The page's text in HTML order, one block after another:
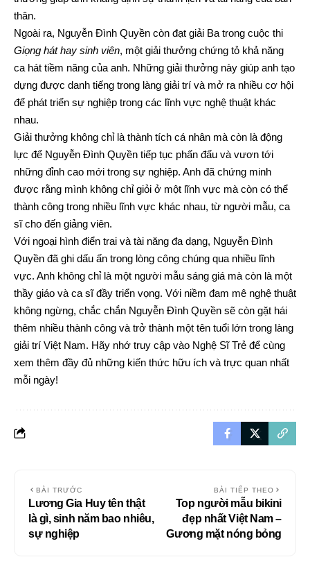
thân.
Ngoài ra, Nguyễn Đình Quyền còn đạt giải Ba trong cuộc thi
Giọng hát hay sinh viên, một giải thưởng chứng tỏ khả năng
ca hát tiềm năng của anh. Những giải thưởng này giúp anh tạo
dựng được danh tiếng trong làng giải trí và mở ra nhiều cơ hội
để phát triển sự nghiệp trong các lĩnh vực nghệ thuật khác
nhau.
Giải thưởng không chỉ là thành tích cá nhân mà còn là động
lực để Nguyễn Đình Quyền tiếp tục phấn đấu và vươn tới
những đỉnh cao mới trong sự nghiệp. Anh đã chứng minh
được rằng mình không chỉ giỏi ở một lĩnh vực mà còn có thể
thành công trong nhiều lĩnh vực khác nhau, từ người mẫu, ca
sĩ cho đến giảng viên.
Với ngoại hình điển trai và tài năng đa dạng, Nguyễn Đình
Quyền đã ghi dấu ấn trong lòng công chúng qua nhiều lĩnh
vực. Anh không chỉ là một người mẫu sáng giá mà còn là một
thầy giáo và ca sĩ đầy triển vọng. Với niềm đam mê nghệ thuật
không ngừng, chắc chắn Nguyễn Đình Quyền sẽ còn gặt hái
thêm nhiều thành công và trở thành một tên tuổi lớn trong làng
giải trí Việt Nam. Hãy nhớ truy cập vào Nghệ Sĩ Trẻ để cùng
xem thêm đầy đủ những kiến thức hữu ích và trực quan nhất
mỗi ngày!
BÀI TRƯỚC
Lương Gia Huy tên thật
là gì, sinh năm bao nhiêu,
sự nghiệp
BÀI TIẾP THEO
Top người mẫu bikini
đẹp nhất Việt Nam –
Gương mặt nóng bỏng